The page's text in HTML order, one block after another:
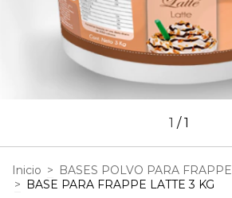
1 /1
Inicio > BASES POLVO PARA FRAPPE
> BASE PARA FRAPPE LATTE 3 KG